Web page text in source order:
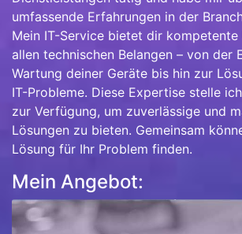
umfassende Erfahrungen in der
Mein IT-Service bietet dir
allen technischen Belangen – von der
Wartung deiner Geräte bis hin zur
IT-Probleme. Diese Expertise stelle
zur Verfügung, um zuverlässige und
Lösungen zu bieten. Gemeinsam
Lösung für Ihr Problem finden.
Mein Angebot: